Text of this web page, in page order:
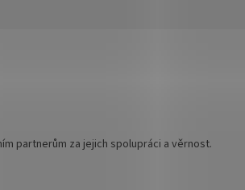
partnerům za jejich spolupráci a věrnost.